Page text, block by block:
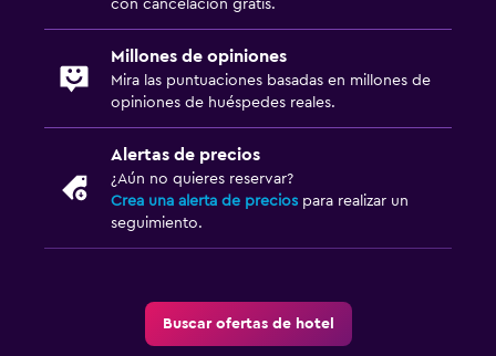
con cancelación gratis.
Millones de opiniones
Mira las puntuaciones basadas en millones de
opiniones de huéspedes reales.
Alertas de precios
¿Aún no quieres reservar?
Crea una alerta de precios para realizar un
seguimiento.
Buscar ofertas de hotel